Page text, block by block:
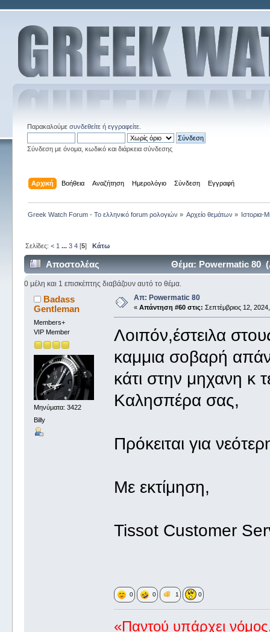
Παρακαλούμε συνδεθείτεή εγγραφείτε.
Σύνδεση με όνομα, κωδικό και διάρκεια σύνδεσης
Αρχική Βοήθεια Αναζήτηση Ημερολόγιο Σύνδεση Εγγραφή
Greek Watch Forum - Το ελληνικό forum ρολογιών » Αρχείο θεμάτων » Ιστορια-
Σελίδες: < 1 ... 3 4[5] Κάτω
Αποστολέας Θέμα: Powermatic 80
0 μέλη και 1 επισκέπτης διαβάζουν αυτό το θέμα.
Badass
Gentleman
Members+
VIP Member
Μηνύματα: 3422
Billy
Απ: Powermatic 80
« Απάντηση #60 στις: Σεπτέμβριος 12,
Λοιπόν,έστειλα
καμμια σοβαρή
κάτι στην μηχανη κ
Καλησπέρα σας,
Πρόκειται για
Με εκτίμηση,
Tissot Customer
0 0 1 0
«Παντού υπάρχει